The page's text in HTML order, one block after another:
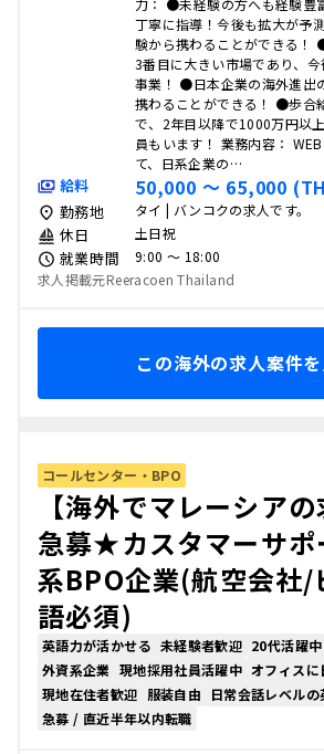
力： ●未経験の方へも経験豊
丁寧に指導！今後も拡大が予
験から携わることができる！
3番目に大きい市場であり、
事業！ ●日本企業の海外進出
携わることができる！ ●歩合
で、2年目以降で1000万円以
員もいます！ 業務内容：
て、日系企業の…
給料 50,000 〜 65,000
勤務地 タイ | バンコクの求人です。
休日 土日祝
就業時間
9:00 〜 18:00
求人掲載元Reeracoen Thailand
この海外の求人案件
コールセンター・BPO
【海外でマレーシア
急募★カスタマーサポ
系BPO企業(航空会社/
語必須)
英語力が活かせる 未経験者歓迎 20代活躍中
外資系企業 現地採用社員活躍中 オフィスに
現地在住者歓迎 服装自由
日常会話レベル
急募 / 直近半年以内転職